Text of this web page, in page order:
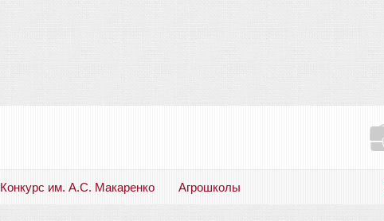
Конкурс им. А.С. Макаренко Агрошколы